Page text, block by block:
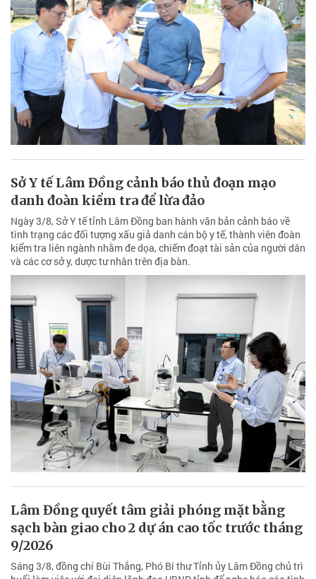
Sở Y tế Lâm Đồng cảnh báo thủ đoạn mạo
danh đoàn kiểm tra để lừa đảo
Ngày 3/8, Sở Y tế tỉnh Lâm Đồng ban hành văn bản cảnh báo về
tình trạng các đối tượng xấu giả danh cán bộ y tế, thành viên đoàn
kiểm tra liên ngành nhằm đe dọa, chiếm đoạt tài sản của người dân
và các cơ sở y, dược tư nhân trên địa bàn.
Lâm Đồng quyết tâm giải phóng mặt bằng
sạch bàn giao cho 2 dự án cao tốc trước tháng
9/2026
Sáng 3/8, đồng chí Bùi Thắng, Phó Bí thư Tỉnh ủy Lâm Đồng chủ trì